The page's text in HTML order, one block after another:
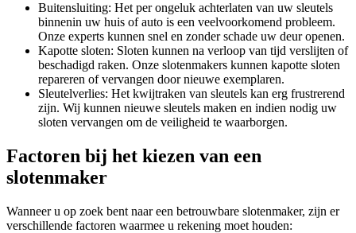
Buitensluiting: Het per ongeluk achterlaten van uw sleutels
binnenin uw huis of auto is een veelvoorkomend probleem.
Onze experts kunnen snel en zonder schade uw deur openen.
Kapotte sloten: Sloten kunnen na verloop van tijd verslijten of
beschadigd raken. Onze slotenmakers kunnen kapotte sloten
repareren of vervangen door nieuwe exemplaren.
Sleutelverlies: Het kwijtraken van sleutels kan erg frustrerend
zijn. Wij kunnen nieuwe sleutels maken en indien nodig uw
sloten vervangen om de veiligheid te waarborgen.
Factoren bij het kiezen van een
slotenmaker
Wanneer u op zoek bent naar een betrouwbare slotenmaker, zijn er
verschillende factoren waarmee u rekening moet houden: